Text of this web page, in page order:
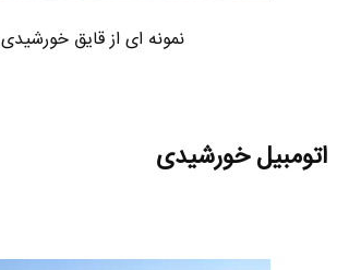
نمونه ای از قایق خورشیدی
اتومبیل خورشیدی